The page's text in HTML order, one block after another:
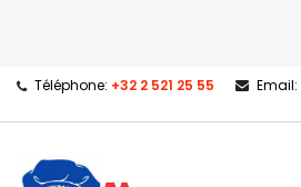
Téléphone: +32 2 521 25 55 Email: